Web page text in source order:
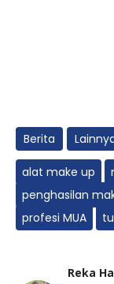
Berita
alat make up
penghasilan
profesi MUA
Reka